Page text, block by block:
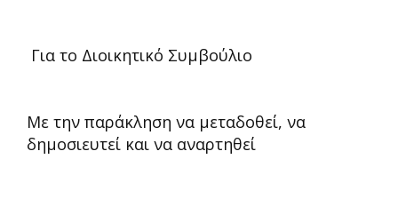
Για το Διοικητικό Συμβούλιο
Με την παράκληση να μεταδοθεί, να
δημοσιευτεί και να αναρτηθεί